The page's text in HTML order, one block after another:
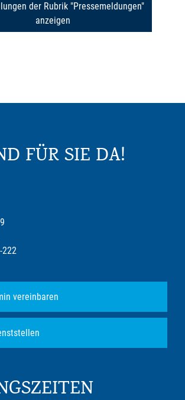
der Rubrik "Pressemeldungen"
anzeigen
FÜR SIE DA!
222
vereinbaren